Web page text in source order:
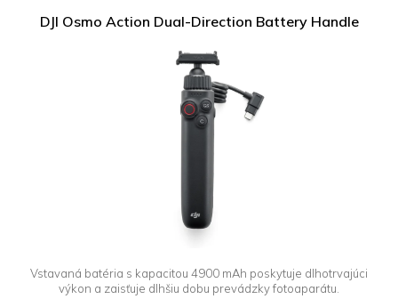
DJI Osmo Action Dual-Direction Battery Handle
Vstavaná batéria s kapacitou 4900 mAh poskytuje dlhotrvajúci
výkon a zaisťuje dlhšiu dobu prevádzky fotoaparátu.